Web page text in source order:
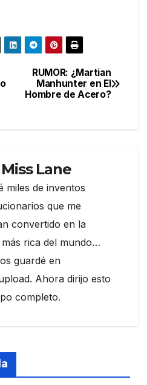
RUMOR: ¿Martian
Manhunter en El
Hombre de Acero?
Miss Lane
miles de inventos
que me
convertido en la
rica del mundo…
guardé en
Ahora dirijo esto
completo.